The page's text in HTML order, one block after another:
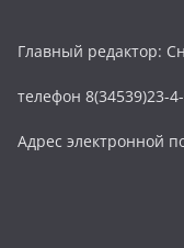
Главный редактор:
телефон 8(34539)23-
Адрес электронной